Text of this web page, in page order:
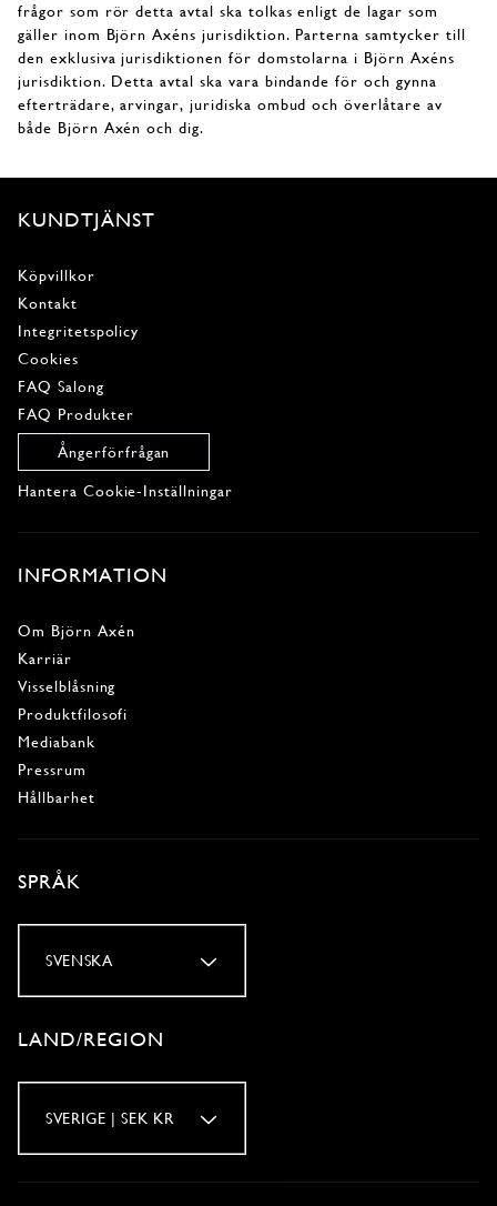
frågor som rör detta avtal ska tolkas enligt de lagar som
gäller inom Björn Axéns jurisdiktion. Parterna samtycker till
den exklusiva jurisdiktionen för domstolarna i Björn Axéns
jurisdiktion. Detta avtal ska vara bindande för och gynna
efterträdare, arvingar, juridiska ombud och överlåtare av
både Björn Axén och dig.
KUNDTJÄNST
Köpvillkor
Kontakt
Integritetspolicy
Cookies
FAQ Salong
FAQ Produkter
Ångerförfrågan
Hantera Cookie-Inställningar
INFORMATION
Om Björn Axén
Karriär
Visselblåsning
Produktfilosofi
Mediabank
Pressrum
Hållbarhet
SPRÅK
SVENSKA
LAND/REGION
SVERIGE | SEK KR